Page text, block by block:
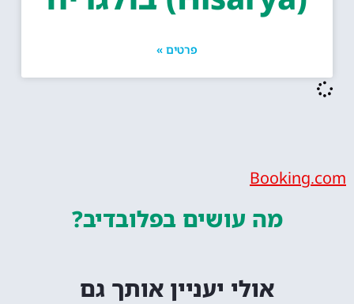
מה עושים בפלובדיב?
אולי יעניין אותך גם